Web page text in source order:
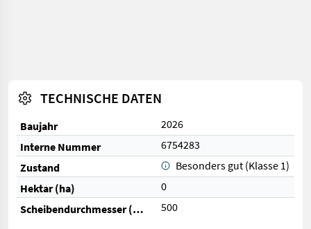
TECHNISCHE DATEN
Baujahr
2026
Interne Nummer
6754283
Zustand
Besonders gut (Klasse 1)
Hektar (ha)
0
Scheibendurchmesser (mm)
500